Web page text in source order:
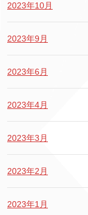
2023年10月
2023年9月
2023年6月
2023年4月
2023年3月
2023年2月
2023年1月